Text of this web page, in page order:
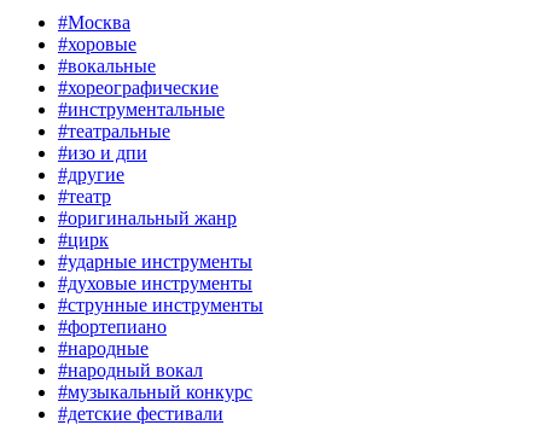
#Москва
#хоровые
#вокальные
#хореографические
#инструментальные
#театральные
#изо и дпи
#другие
#театр
#оригинальный жанр
#цирк
#ударные инструменты
#духовые инструменты
#струнные инструменты
#фортепиано
#народные
#народный вокал
#музыкальный конкурс
#детские фестивали